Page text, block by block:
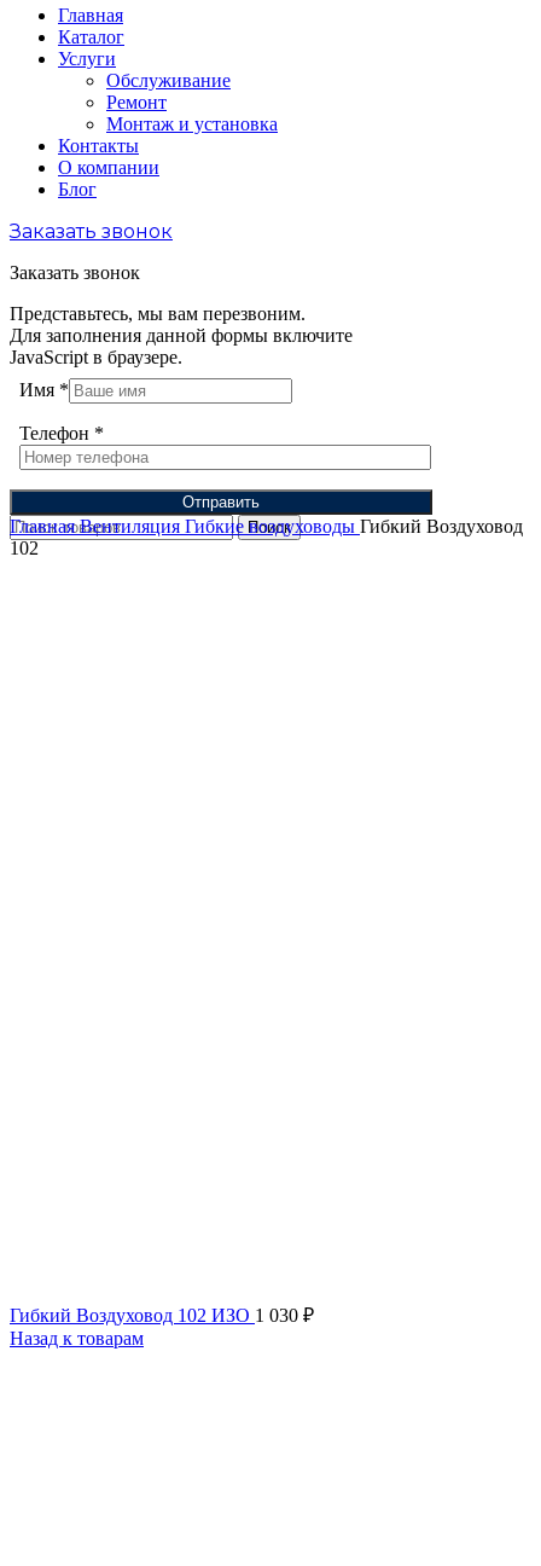
Главная
Каталог
Услуги
Обслуживание
Ремонт
Монтаж и установка
Контакты
О компании
Блог
Заказать звонок
Заказать звонок
Представьтесь, мы вам перезвоним.
Для заполнения данной формы включите
JavaScript в браузере.
Имя *
Телефон *
Отправить
Поиск
ГлавнаяВентиляция Гибкие воздуховоды Гибкий Воздуховод
102
Гибкий Воздуховод 102 ИЗО 1 030 ₽
Назад к товарам